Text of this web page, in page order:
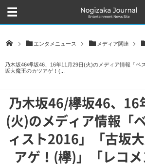
エンタメニュース メディア関連
乃木坂46/欅坂46、16年11月29日(火)のメディア情報「ベ
坂大魔王のカツアゲ！(...
乃木坂46/欅坂46、16
(火)のメディア情報「
ィスト2016」「古坂
アゲ！(欅)」「レコメ